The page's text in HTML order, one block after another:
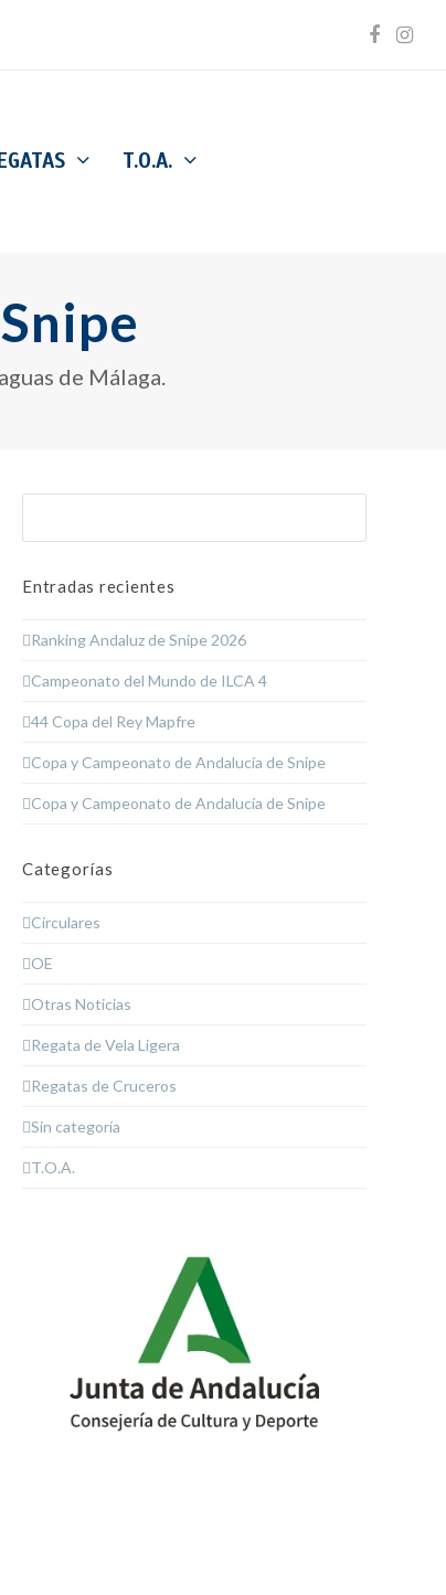
T.O.A.
de Málaga.
Entradas recientes
Ranking Andaluz de Snipe 2026
Campeonato del Mundo de ILCA 4
44 Copa del Rey Mapfre
Copa y Campeonato de Andalucía de Snipe
Copa y Campeonato de Andalucía de Snipe
Categorías
Circulares
OE
Otras Noticias
Regata de Vela Ligera
Regatas de Cruceros
Sin categoría
T.O.A.